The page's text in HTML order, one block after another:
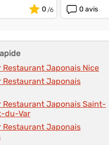
0
0 avis
Restaurant Japonais Nice
Restaurant Japonais
Restaurant Japonais Saint-
du-Var
Restaurant Japonais